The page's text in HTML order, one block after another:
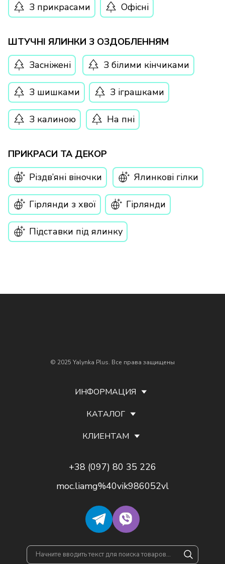
Офісні
З іграшками
Гірлянди
З калиною
Підставки під ялинку
На пні
З прикрасами
З шишками
Гірлянди з хвої
З білими кінчиками
Ялинкові гілки
Засніжені
Різдв’яні віночки
ШТУЧНІ ЯЛИНКИ З ОЗДОБЛЕННЯМ
ПРИКРАСИ ТА ДЕКОР
© 2025 Yalynka Plus. Все права защищены
ИНФОРМАЦИЯ
КАТАЛОГ
КЛИЕНТАМ
+38 (097) 80 35 226
moc.liamg%40vik986052vl